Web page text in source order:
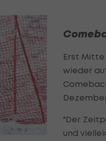
Erst
wieder
"Der
und